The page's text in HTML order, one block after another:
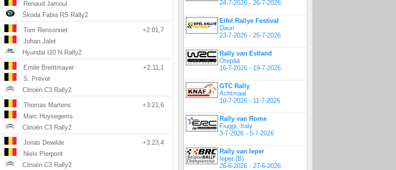
Renaud Jamoul
Škoda Fabia RS Rally2
Tom Rensonnet
+2:01,7
Johan Jalet
Hyundai I20 N Rally2
Emile Breittmayer
+2:11,1
S. Prévot
Citroën C3 Rally2
Thomas Martens
+3:21,6
Marc Huysegems
Citroën C3 Rally2
Jonas Dewilde
+3:23,4
Niels Pierpont
Citroën C3 Rally2
24-7-2026 - 26-7-2026
Eifel Rallye Festival
Daun
23-7-2026 - 25-7-2026
Rally van Estland
Otepää
16-7-2026 - 19-7-2026
GTC Rally
Achtmaal
10-7-2026 - 11-7-2026
Rally van Rome
Fiuggi, Italy
3-7-2026 - 5-7-2026
Rally van Ieper
Ieper (B)
26-6-2026 - 27-6-2026